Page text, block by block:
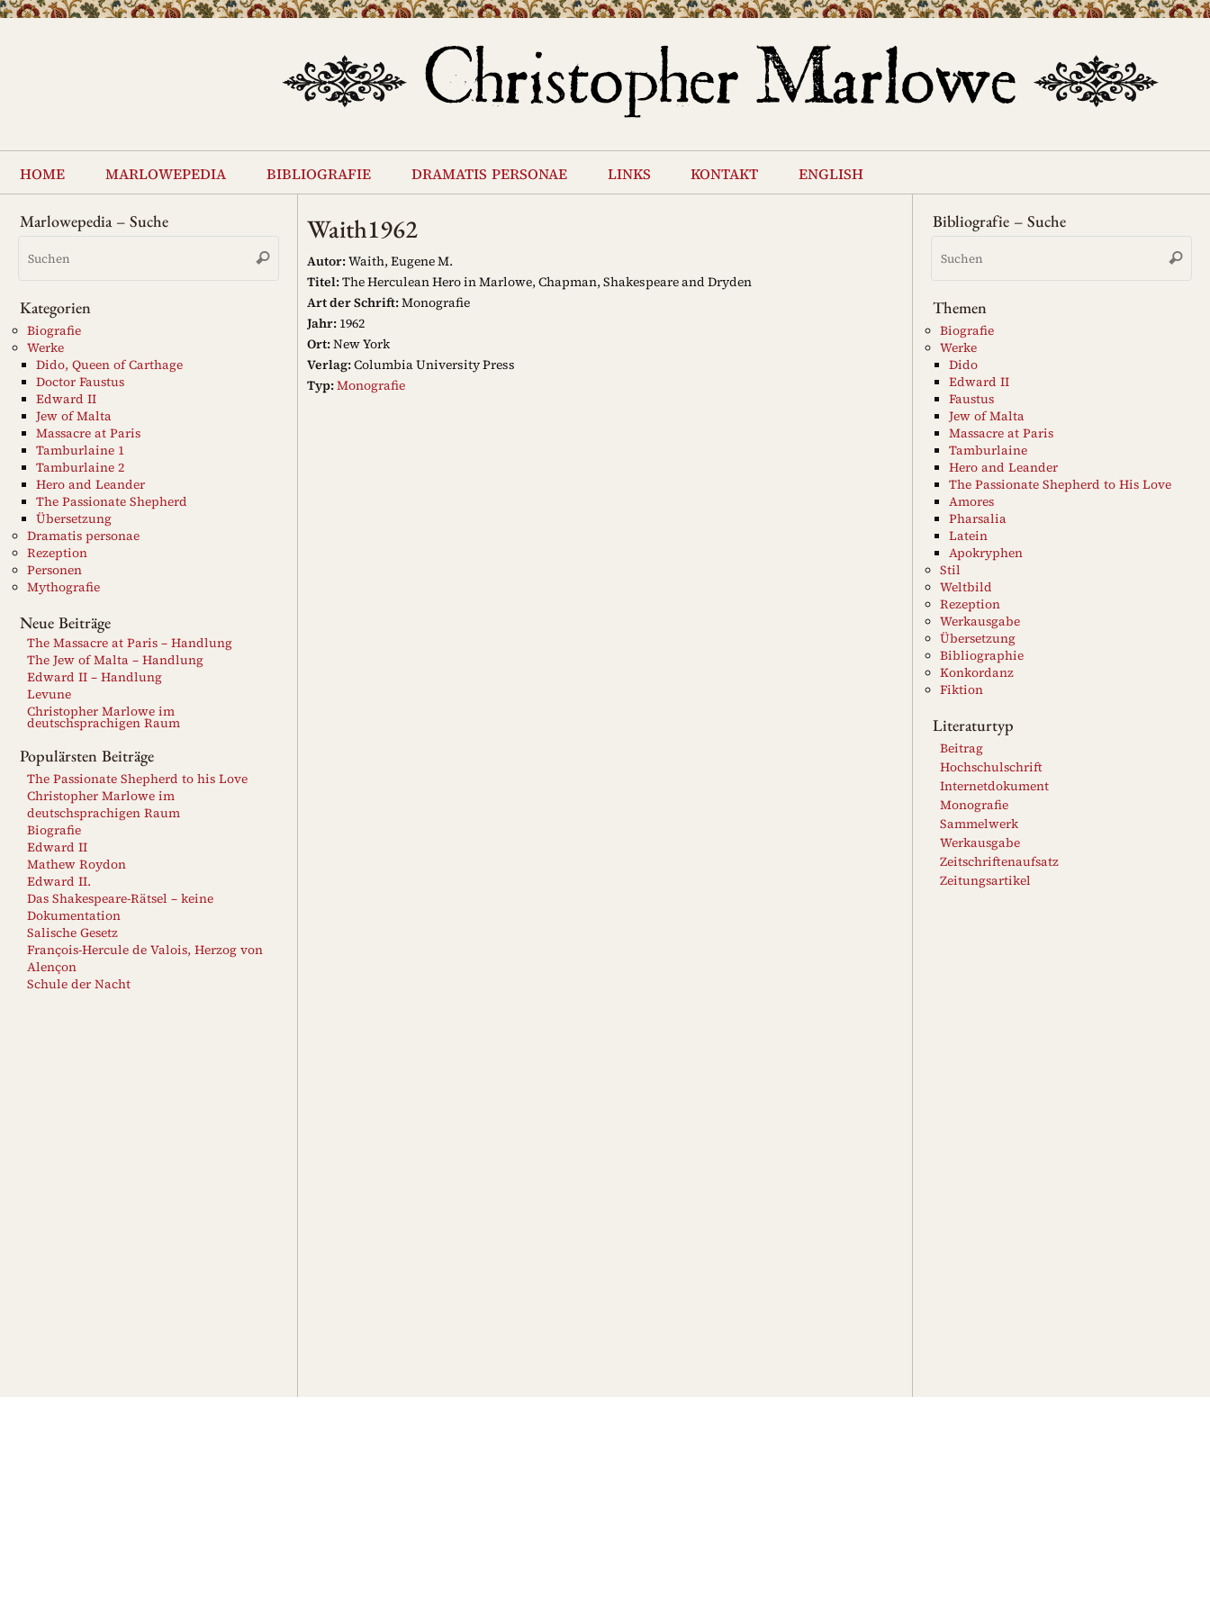
Zum
Inhalt
springen
home marlowepedia bibliografie dramatis personae links kontakt english
Waith1962
Autor:Waith, Eugene M.
Titel:The Herculean Hero in Marlowe, Chapman, Shakespeare and Dryden
Art der Schrift:Monografie
Jahr: 1962
Ort:New York
Verlag:Columbia University Press
Typ:Monografie
Marlowepedia – Suche
Suchen
nach:
Suchen
Kategorien
Biografie
Werke
Dido, Queen of Carthage
Doctor Faustus
Edward II
Jew of Malta
Massacre at Paris
Tamburlaine 1
Tamburlaine 2
Hero and Leander
The Passionate Shepherd
Übersetzung
Dramatis personae
Rezeption
Personen
Mythografie
Neue Beiträge
The Massacre at Paris – Handlung
The Jew of Malta – Handlung
Edward II – Handlung
Levune
Christopher Marlowe im
deutschsprachigen Raum
Populärsten Beiträge
The Passionate Shepherd to his Love
Christopher Marlowe im
deutschsprachigen Raum
Biografie
Edward II
Mathew Roydon
Edward II.
Das Shakespeare-Rätsel – keine
Dokumentation
Salische Gesetz
François-Hercule de Valois, Herzog von
Alençon
Schule der Nacht
Bibliografie – Suche
Themen
Biografie
Werke
Dido
Edward II
Faustus
Jew of Malta
Massacre at Paris
Tamburlaine
Hero and Leander
The Passionate Shepherd to His Love
Amores
Pharsalia
Latein
Apokryphen
Stil
Weltbild
Rezeption
Werkausgabe
Übersetzung
Bibliographie
Konkordanz
Fiktion
Literaturtyp
Beitrag
Hochschulschrift
Internetdokument
Monografie
Sammelwerk
Werkausgabe
Zeitschriftenaufsatz
Zeitungsartikel